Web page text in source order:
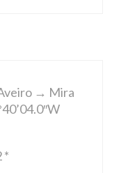
→ Mira
*